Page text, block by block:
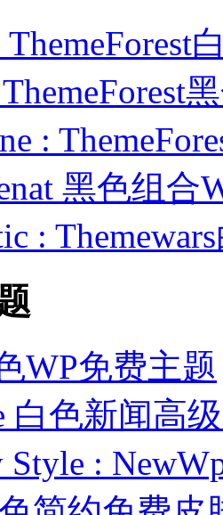
ThemeForest
:
黑色组合
:
WP免费主题
白色新闻高
Style :